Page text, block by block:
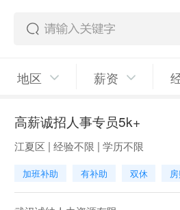
地区 薪资
高薪诚招人事专员5k+
江夏区 | 经验不限 | 学历不限
加班补助 有补助 双休